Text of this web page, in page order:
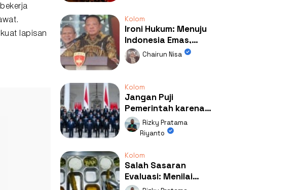
lapisan
Kolom
Ironi Hukum: Menuju
Indonesia Emas,
Ternyata Emasnya
Ada di Rumah Febrie!
Chairun Nisa
Kolom
Jangan Puji
Pemerintah karena
Kerja: Mengapa
Publik Begitu Mudah
Rizky Pratama
Riyanto
Kolom
Salah Sasaran
Evaluasi: Menilai
Program MBG Lewat